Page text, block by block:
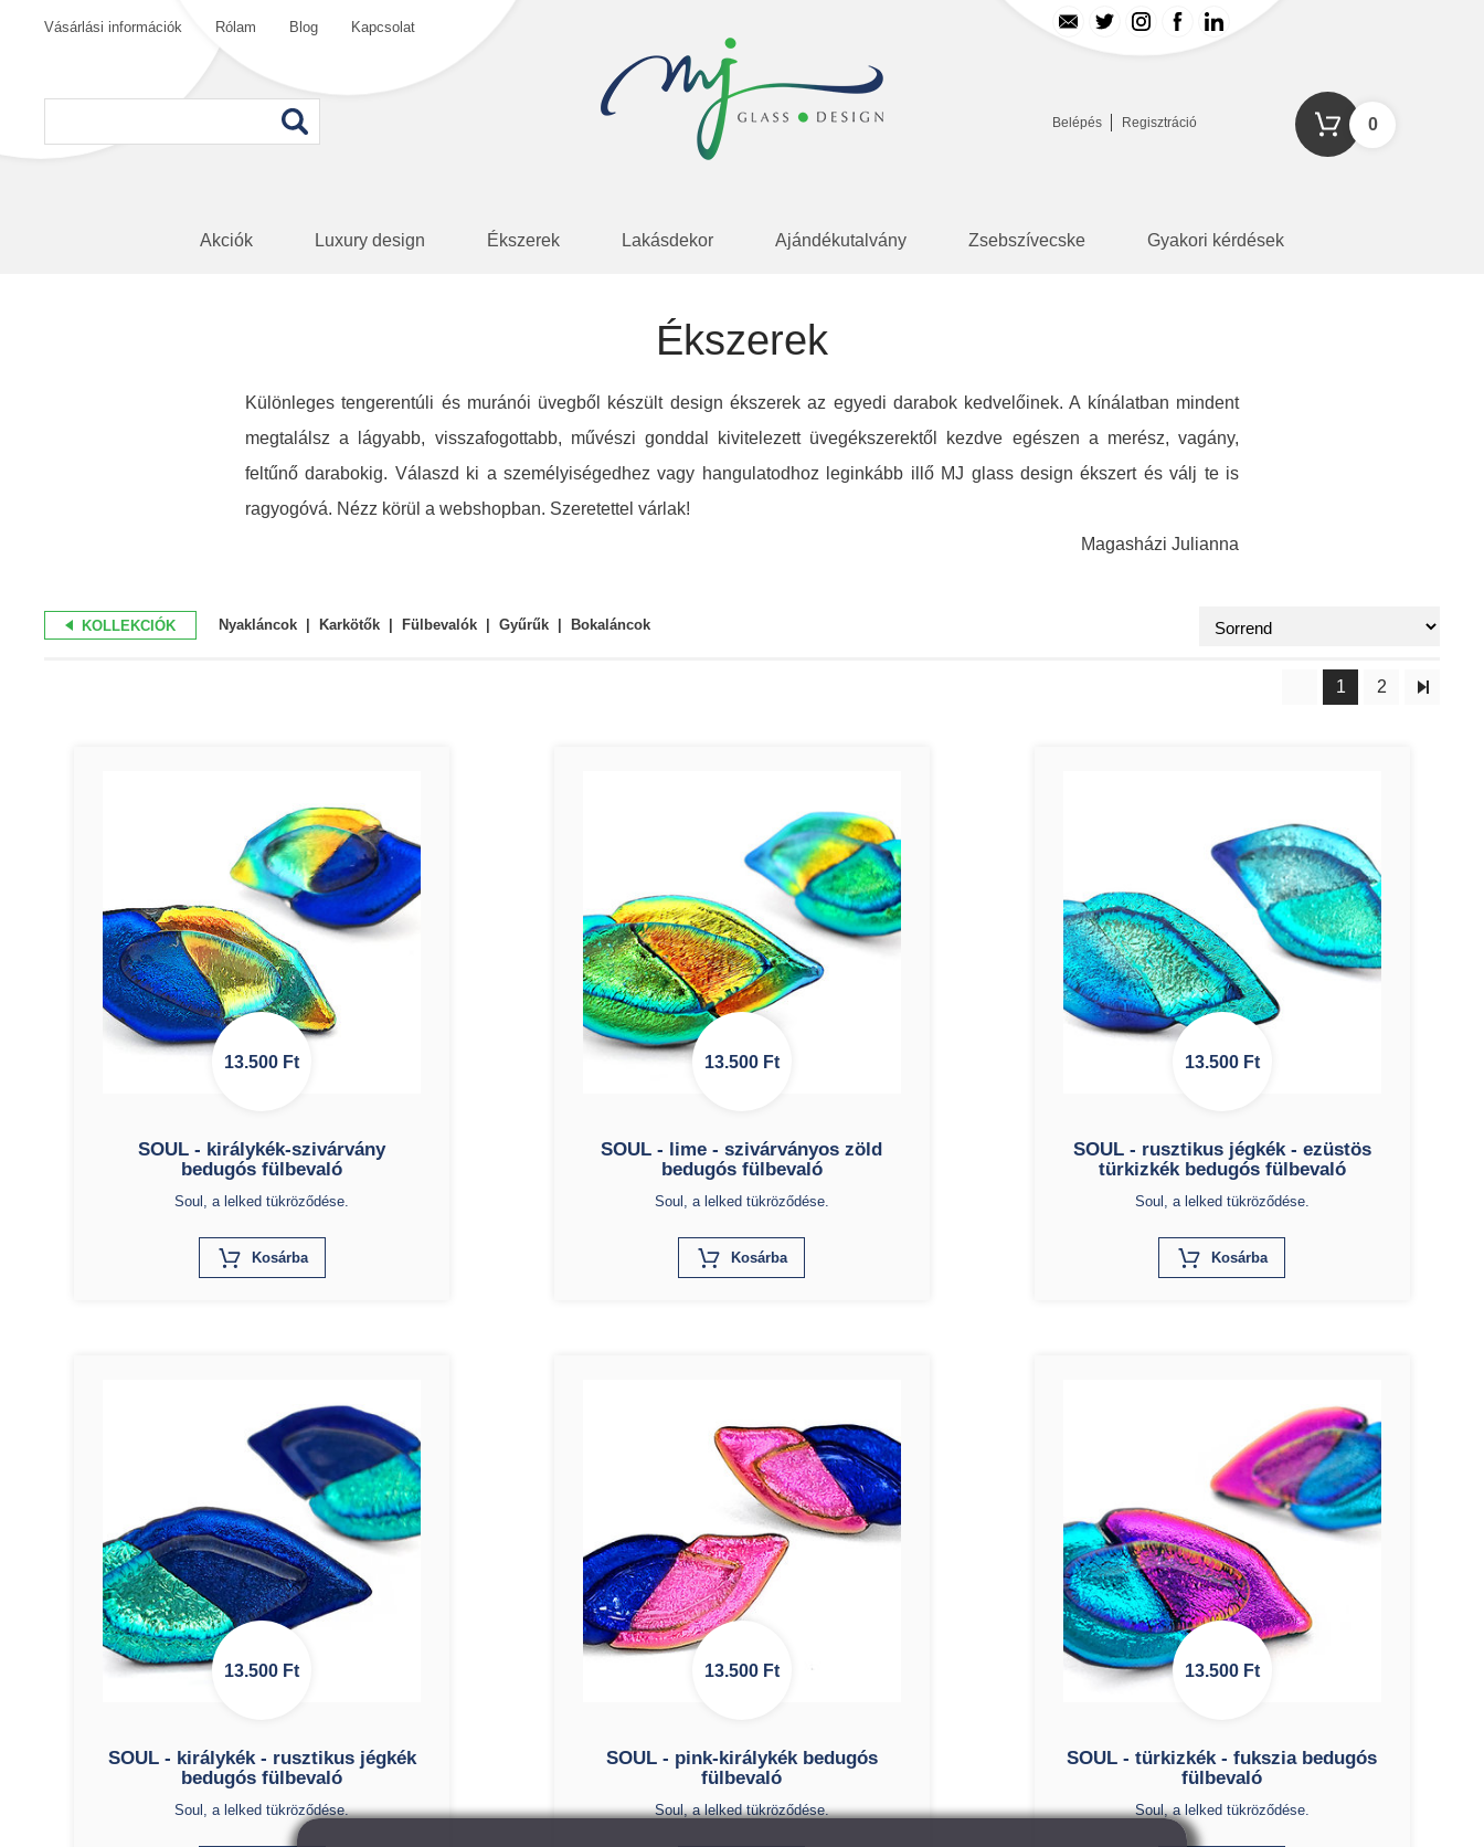
Vásárlási információk Rólam Blog Kapcsolat
Belépés Regisztráció 0
Akciók Luxury design Ékszerek Lakásdekor Ajándékutalvány Zsebszívecske Gyakori kérdések
Ékszerek
Különleges tengerentúli és muránói üvegből készült design ékszerek az egyedi darabok kedvelőinek. A kínálatban mindent
megtalálsz a lágyabb, visszafogottabb, művészi gonddal kivitelezett üvegékszerektől kezdve egészen a merész, vagány,
feltűnő darabokig. Válaszd ki a személyiségedhez vagy hangulatodhoz leginkább illő MJ glass design ékszert és válj te is
ragyogóvá. Nézz körül a webshopban. Szeretettel várlak!
Magasházi Julianna
KOLLEKCIÓK Nyakláncok Karkötők Fülbevalók Gyűrűk Bokaláncok
1 2
13.500 Ft
SOUL - királykék-szivárvány
bedugós fülbevaló
Soul, a lelked tükröződése.
Kosárba
X
13.500Ft
SOUL - lime - szivárványos zöld
bedugós fülbevaló
Soul, a lelked tükröződése.
Kosárba
X
13.500Ft
SOUL - rusztikus jégkék - ezüstös
türkizkék bedugós fülbevaló
Soul, a lelked tükröződése.
Kosárba
X
13.500 Ft
SOUL - királykék - rusztikus jégkék
bedugós fülbevaló
Soul, a lelked tükröződése.
13.500Ft
SOUL - pink-királykék bedugós
fülbevaló
Soul, a lelked tükröződése.
13.500Ft
SOUL - türkizkék - fukszia bedugós
fülbevaló
Soul, a lelked tükröződése.